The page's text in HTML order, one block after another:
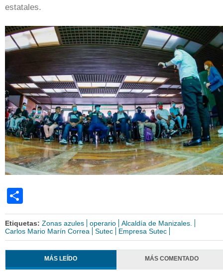
estatales.
Etiquetas: Zonas azules operario
Alcaldía de Manizales.
Carlos Mario Marín Correa
Sutec Empresa Sutec
MÁS LEÍDO MÁS COMENTADO